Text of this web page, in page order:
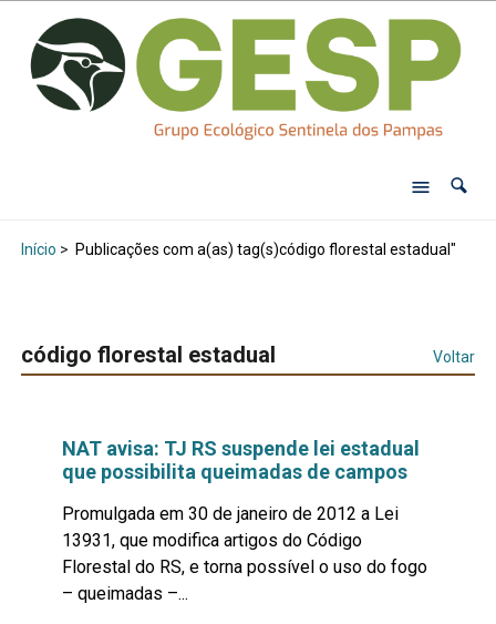
Início > Publicações com a(as) tag(s)código florestal estadual"
código florestal estadual Voltar
NAT avisa: TJ RS suspende lei estadual
que possibilita queimadas de campos
Promulgada em 30 de janeiro de 2012 a Lei
13931, que modifica artigos do Código
Florestal do RS, e torna possível o uso do fogo
– queimadas –...